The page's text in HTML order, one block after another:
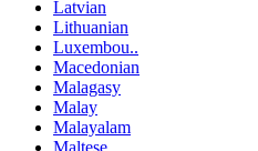
Latvian
Lithuanian
Luxembou..
Macedonian
Malagasy
Malay
Malayalam
Maltese